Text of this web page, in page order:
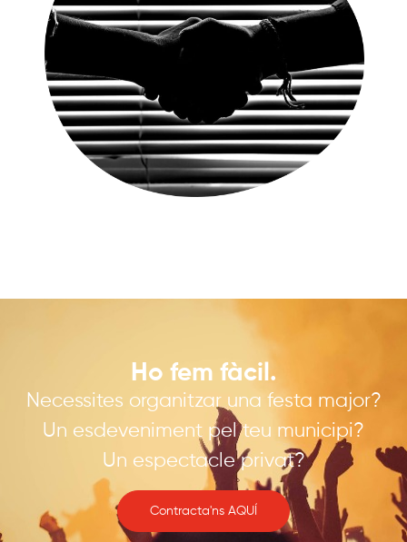
Ho fem fàcil.
Necessites organitzar una festa major?
Un esdeveniment pel teu municipi?
Un espectacle privat?
Contracta'ns AQUÍ​